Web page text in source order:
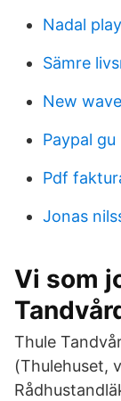
Nadal
Sämre
New
Paypal gu
Pdf
Jonas
Vi som
Thule
(Thulehuset,